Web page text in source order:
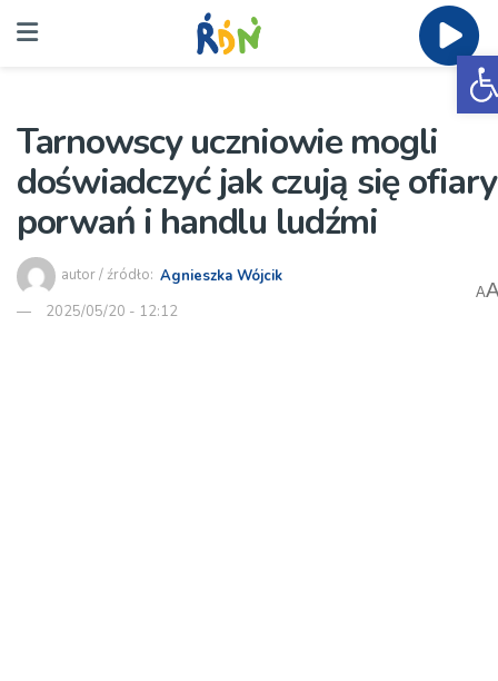
Tarnowscy uczniowie mogli
doświadczyć jak czują się ofiary
porwań i handlu ludźmi
autor / źródło: Agnieszka Wójcik
2025/05/20 - 12:12
A